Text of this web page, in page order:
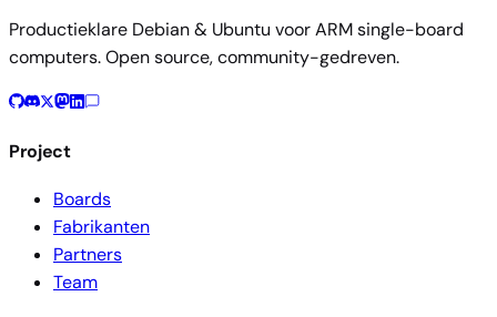
Productieklare Debian & Ubuntu voor ARM single-board
computers. Open source, community-gedreven.
Project
Boards
Fabrikanten
Partners
Team